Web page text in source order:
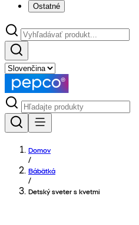
Ostatné
Domov
/
Bábätká
/
Detský sveter s kvetmi